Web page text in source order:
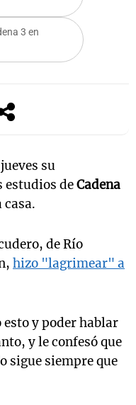
3 en
su
estudios deCadena
casa.
de Río
hizo "lagrimear" a
y poder hablar
y le confesó que
sigue siempre que